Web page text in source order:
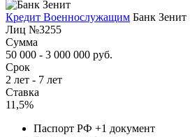
Кредит Военнослужащим Банк Зенит
Лиц №3255
Сумма
50 000 - 3 000 000 руб.
Срок
2 лет - 7 лет
Ставка
11,5%
Паспорт РФ +1 документ